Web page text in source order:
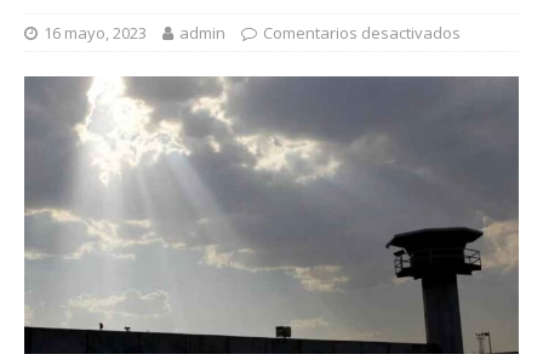
16 mayo, 2023 admin Comentarios desactivados